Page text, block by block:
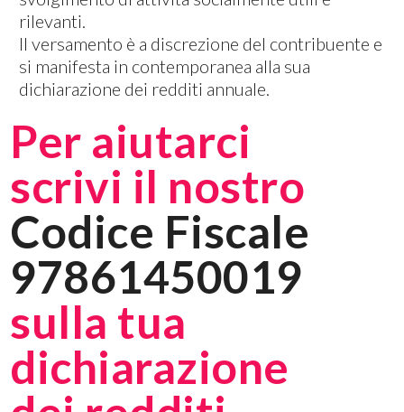
rilevanti.
Il versamento è a discrezione del contribuente e
si manifesta in contemporanea alla sua
dichiarazione dei redditi annuale.
Per aiutarci
scrivi il nostro
Codice Fiscale
97861450019
sulla tua
dichiarazione